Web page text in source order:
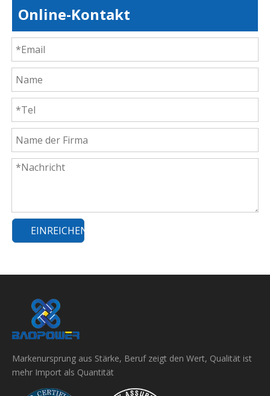
Online-Kontakt
EINREICHEN
Markenursprung aus Stärke, Beruf zeigt den Wert, Qualität ist
mehr Import als Quantität